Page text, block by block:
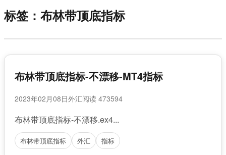
标签：布林带顶底指标
布林带顶底指标-不漂移-MT4指标
2023年02月08日外汇阅读 473594
布林带顶底指标-不漂移.ex4...
布林带顶底指标 外汇 指标